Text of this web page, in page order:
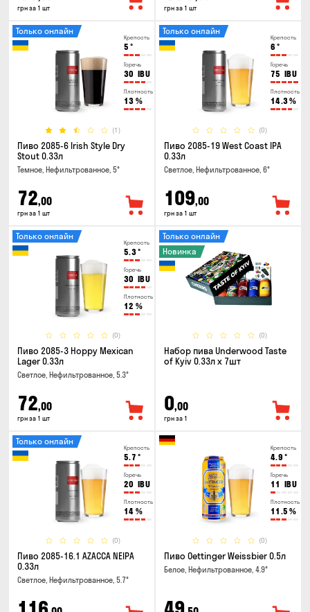
грн за 1 шт грн за 1 шт
Крепость
5 °
Горечь
30 IBU
Плотность
13 %
(1)
Только онлайн
Пиво 2085-6 Irish Style Dry
Stout 0.33л
Темное, Нефильтрованное, 5°
72,00
грн за 1 шт
Крепость
6 °
Горечь
75 IBU
Плотность
14.3%
(0)
Только онлайн
Пиво 2085-19 West Coast IPA
0.33л
Светлое, Нефильтрованное, 6°
109,00
грн за 1 шт
Крепость
5.3°
Горечь
30 IBU
Плотность
12 %
(0)
Только онлайн
Пиво 2085-3 Hoppy Mexican
Lager 0.33л
Светлое, Нефильтрованное, 5.3°
72,00
грн за 1 шт
(0)
Только онлайн
Новинка
Набор пива Underwood Taste
of Kyiv 0.33л x 7шт
0,00
грн за 1
Крепость
5.7 °
Горечь
20 IBU
Плотность
14 %
(0)
Только онлайн
Пиво 2085-16.1 AZACCA NEIPA
0.33л
Светлое, Нефильтрованное, 5.7°
Крепость
4.9 °
Горечь
11 IBU
Плотность
11.5 %
(0)
Пиво Oettinger Weissbier 0.5л
Белое, Нефильтрованное, 4.9°